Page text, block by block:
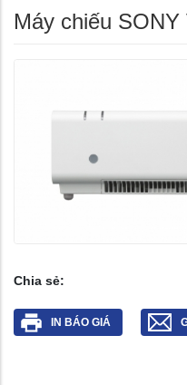
Máy chiếu
Chia sẻ:
IN BÁO GIÁ